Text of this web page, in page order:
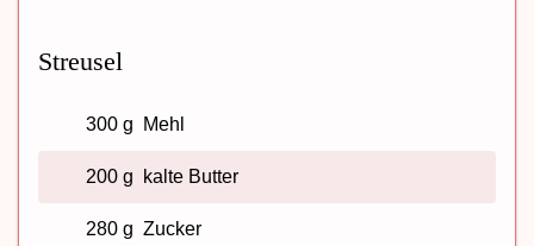
Streusel
300 g Mehl
200 g kalte Butter
280 g Zucker